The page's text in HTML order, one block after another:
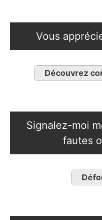
Vous
Découvrez
Signalez-moi
fautes